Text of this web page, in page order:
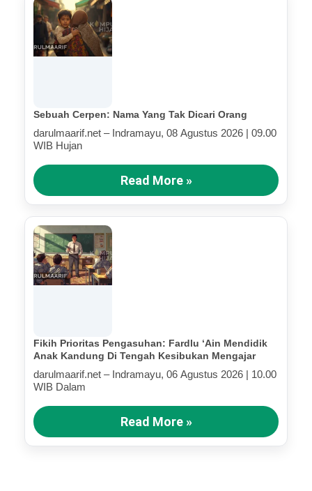
Sebuah Cerpen: Nama Yang Tak Dicari Orang
darulmaarif.net – Indramayu, 08 Agustus 2026 | 09.00
WIB Hujan
Read More »
Fikih Prioritas Pengasuhan: Fardlu ‘Ain Mendidik
Anak Kandung Di Tengah Kesibukan Mengajar
darulmaarif.net – Indramayu, 06 Agustus 2026 | 10.00
WIB Dalam
Read More »